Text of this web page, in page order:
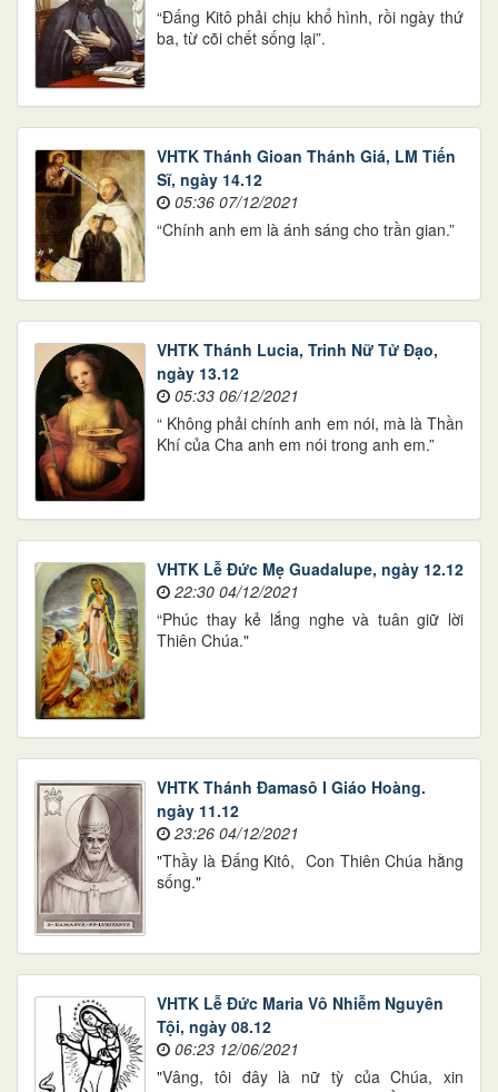
“Đấng Kitô phải chịu khổ hình, rồi ngày thứ
ba, từ cõi chết sống lại”.
VHTK Thánh Gioan Thánh Giá, LM Tiến
Sĩ, ngày 14.12
05:36 07/12/2021
“Chính anh em là ánh sáng cho trần gian.”
VHTK Thánh Lucia, Trinh Nữ Tử Đạo,
ngày 13.12
05:33 06/12/2021
“ Không phải chính anh em nói, mà là Thần
Khí của Cha anh em nói trong anh em.”
VHTK Lễ Đức Mẹ Guadalupe, ngày 12.12
22:30 04/12/2021
“Phúc thay kẻ lắng nghe và tuân giữ lời
Thiên Chúa."
VHTK Thánh Đamasô I Giáo Hoàng.
ngày 11.12
23:26 04/12/2021
"Thầy là Đấng Kitô, Con Thiên Chúa hằng
sống."
VHTK Lễ Đức Maria Vô Nhiễm Nguyên
Tội, ngày 08.12
06:23 12/06/2021
"Vâng, tôi đây là nữ tỳ của Chúa, xin